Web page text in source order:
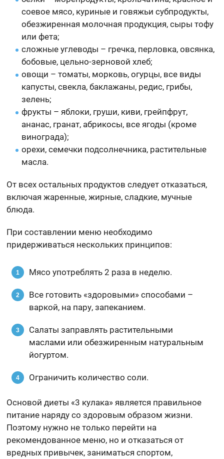
соевое мясо, куриные и говяжьи субпродукты,
обезжиренная молочная продукция, сыры тофу
или фета;
сложные углеводы – гречка, перловка, овсянка,
бобовые, цельно-зерновой хлеб;
овощи – томаты, морковь, огурцы, все виды
капусты, свекла, баклажаны, редис, грибы,
зелень;
фрукты – яблоки, груши, киви, грейпфрут,
ананас, гранат, абрикосы, все ягоды (кроме
винограда);
орехи, семечки подсолнечника, растительные
масла.
От всех остальных продуктов следует отказаться,
включая жаренные, жирные, сладкие, мучные
блюда.
При составлении меню необходимо
придерживаться нескольких принципов:
Мясо употреблять 2 раза в неделю.
Все готовить «здоровыми» способами –
варкой, на пару, запеканием.
Салаты заправлять растительными
маслами или обезжиренным натуральным
йогуртом.
Ограничить количество соли.
Основой диеты «3 кулака» является правильное
питание наряду со здоровым образом жизни.
Поэтому нужно не только перейти на
рекомендованное меню, но и отказаться от
вредных привычек, заниматься спортом,